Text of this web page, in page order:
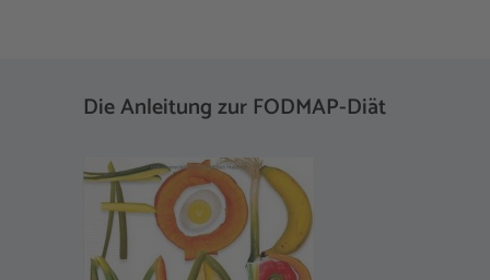
Die Anleitung zur FODMAP-Diät